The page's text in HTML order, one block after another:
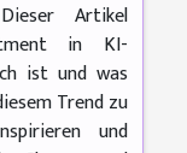
Artikel
in KI-
ist und was
Trend zu
und